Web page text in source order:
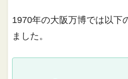
1970年の大阪万博では以下
ました。